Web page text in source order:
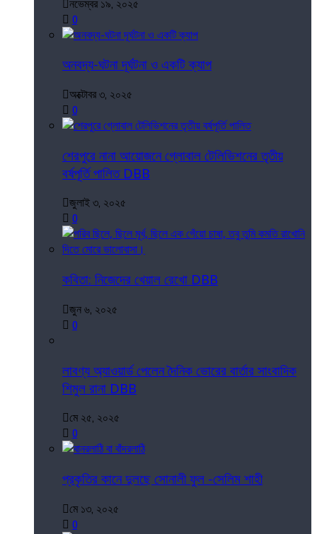
নভেম্বর ১৯, ২০২৫
0
অনবদ্য-ঘটনা দূর্ঘটনা ও একটি ক্যাপ
অক্টোবর ৩, ২০২৫
0
শেরপুরে নানা আয়োজনে গ্লোবাল টেলিভিশনের তৃতীয়
বর্ষপূর্তি পালিত DBB
জুলাই ৩, ২০২৫
0
কবিতা: নিজেদের খেয়াল রেখো DBB
জুন ৬, ২০২৫
0
লাবণ্য অ্যাওয়ার্ড পেলেন দৈনিক ভোরের বার্তার সাংবাদিক
শিমুল রানা DBB
মে ২৫, ২০২৫
0
প্রকৃতির কানে দুলছে সোনালী ফুল -সেলিম শাহী
মে ১৩, ২০২৫
0